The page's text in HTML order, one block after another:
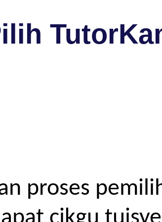
proses